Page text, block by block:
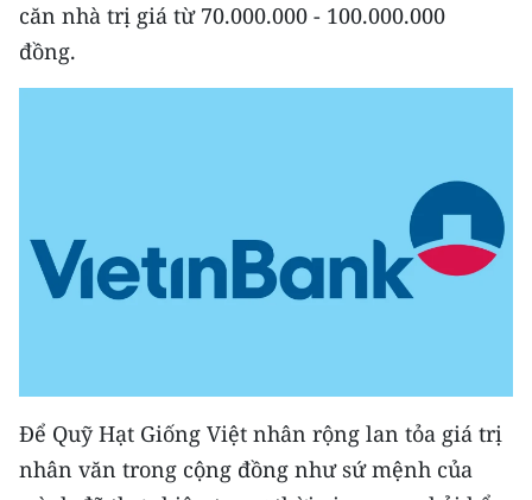
Media Thể thao
Ảnh
TIN ĐỊA PHƯƠNG
căn nhà trị giá từ 70.000.000 - 100.000.000
đồng.
Để Quỹ Hạt Giống Việt nhân rộng lan tỏa giá trị
nhân văn trong cộng đồng như sứ mệnh của